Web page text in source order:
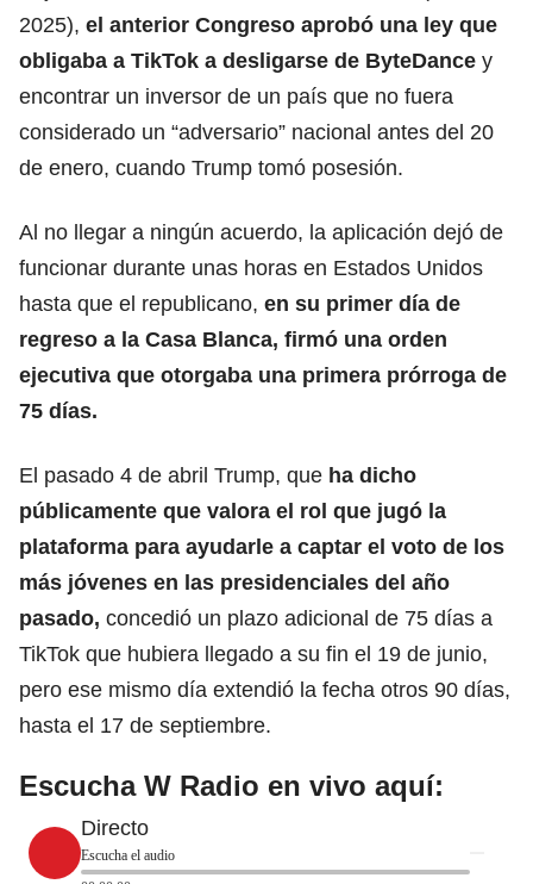
2025), el anterior Congreso aprobó una ley que
obligaba a TikTok a desligarse de ByteDance y
encontrar un inversor de un país que no fuera
considerado un “adversario” nacional antes del 20
de enero, cuando Trump tomó posesión.
Al no llegar a ningún acuerdo, la aplicación dejó de
funcionar durante unas horas en Estados Unidos
hasta que el republicano, en su primer día de
regreso a la Casa Blanca, firmó una orden
ejecutiva que otorgaba una primera prórroga de
75 días.
El pasado 4 de abril Trump, que ha dicho
públicamente que valora el rol que jugó la
plataforma para ayudarle a captar el voto de los
más jóvenes en las presidenciales del año
pasado, concedió un plazo adicional de 75 días a
TikTok que hubiera llegado a su fin el 19 de junio,
pero ese mismo día extendió la fecha otros 90 días,
hasta el 17 de septiembre.
Escucha W Radio en vivo aquí:
Directo
Escucha el audio